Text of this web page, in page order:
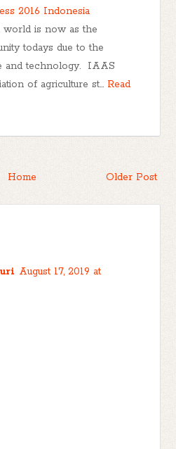
2016 Indonesia
world is now as the
todays due to the
and technology. IAAS
of agriculture st… Read
Older Post
Home
August 17, 2019 at